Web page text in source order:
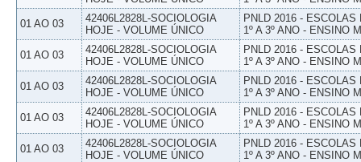
01 AO 03
42406L2828L-SOCIOLOGIA
HOJE - VOLUME ÚNICO
PNLD 2016 -
1º A 3º ANO - ENSINO
01 AO 03
42406L2828L-SOCIOLOGIA
HOJE - VOLUME ÚNICO
PNLD 2016 -
1º A 3º ANO - ENSINO
01 AO 03
42406L2828L-SOCIOLOGIA
HOJE - VOLUME ÚNICO
PNLD 2016 -
1º A 3º ANO - ENSINO
01 AO 03
42406L2828L-SOCIOLOGIA
HOJE - VOLUME ÚNICO
PNLD 2016 -
1º A 3º ANO - ENSINO
01 AO 03
42406L2828L-SOCIOLOGIA
HOJE - VOLUME ÚNICO
PNLD 2016 -
1º A 3º ANO - ENSINO